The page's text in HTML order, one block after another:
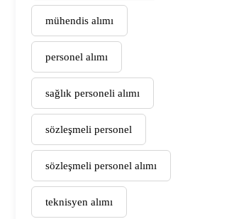
mühendis alımı
personel alımı
sağlık personeli alımı
sözleşmeli personel
sözleşmeli personel alımı
teknisyen alımı